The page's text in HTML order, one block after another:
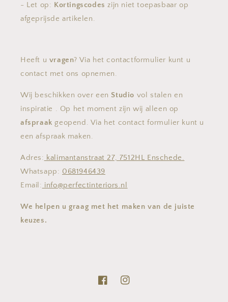
- Let op: Kortingscodes zijn niet toepasbaar op
afgeprijsde artikelen.
Heeft u vragen? Via het contactformulier kunt u
contact met ons opnemen.
Wij beschikken over een Studio vol stalen en
inspiratie . Op het moment zijn wij alleen op
afspraak geopend. Via het contact formulier kunt u
een afspraak maken.
Adres: kalimantanstraat 27, 7512HL Enschede.
Whatsapp: 0681946439
Email: info@perfectinteriors.nl
We helpen u graag met het maken van de juiste
keuzes.
FacebookInstagram